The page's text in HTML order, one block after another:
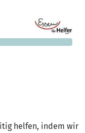
still needed
helfen, indem wir